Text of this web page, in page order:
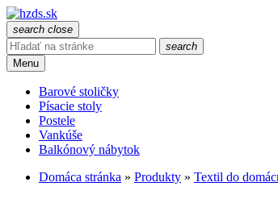
search close
search
Menu
Barové stoličky
Písacie stoly
Postele
Vankúše
Balkónový nábytok
Domáca stránka » Produkty » Textil do